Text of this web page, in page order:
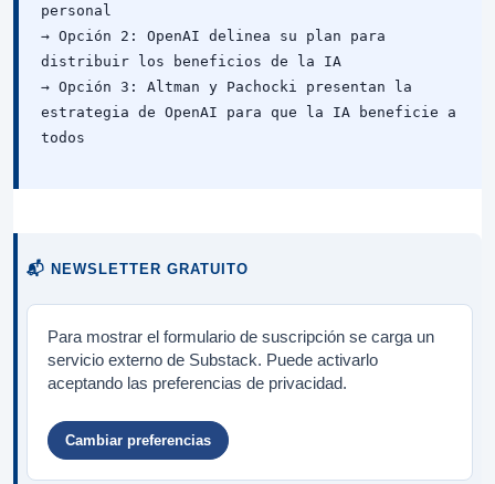
personal
→ Opción 2: OpenAI delinea su plan para
distribuir los beneficios de la IA
→ Opción 3: Altman y Pachocki presentan la
estrategia de OpenAI para que la IA beneficie a
todos
📬 NEWSLETTER GRATUITO
Para mostrar el formulario de suscripción se carga un
servicio externo de Substack. Puede activarlo
aceptando las preferencias de privacidad.
Cambiar preferencias